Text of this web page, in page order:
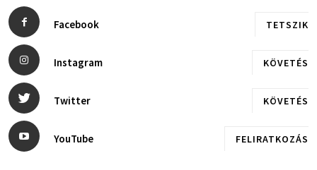
Facebook TETSZIK
Instagram KÖVETÉS
Twitter KÖVETÉS
YouTube FELIRATKOZÁS